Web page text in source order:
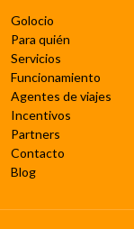
Golocio
Para quién
Servicios
Funcionamiento
Agentes de viajes
Incentivos
Partners
Contacto
Blog